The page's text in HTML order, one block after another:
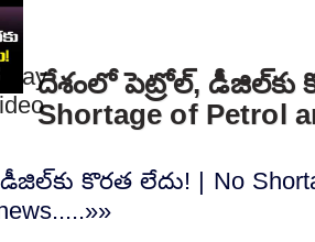
దేశంలో పెట్రోల్‌, డీజిల్‌కు
Shortage of Petrol
కొరత లేదు! | No